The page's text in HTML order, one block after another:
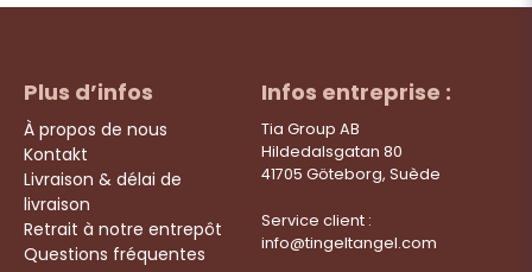
Plus d’infos
À propos de nous
Kontakt
Livraison & délai de
livraison
Retrait à notre entrepôt
Questions fréquentes
Infos entreprise :
Tia Group AB
Hildedalsgatan 80
41705 Göteborg, Suède
Service client :
info@tingeltangel.com